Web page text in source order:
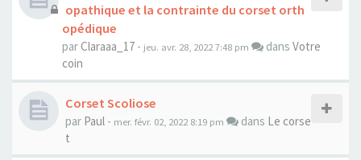
opathique et la contrainte du corset orth
opédique
parClaraaa_17 - jeu. avr. 28, 2022 7:48 pm dans Votre
coin
Corset Scoliose
par Paul - mer. févr. 02, 2022 8:19 pm dans Le corse
t